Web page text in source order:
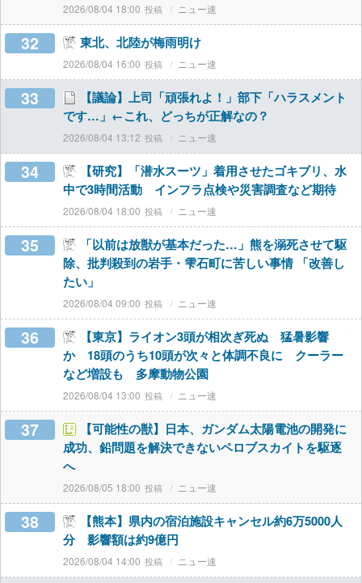
2026/08/04 18:00 ニュー速
32 東北、北陸が梅雨明け
2026/08/04 16:00 ニュー速
33
【議論】上司「頑張れよ！」部下「ハラスメント
です…」←これ、どっちが正解なの？
2026/08/04 13:12 ニュー速
34
【研究】「潜水スーツ」着用させたゴキブリ、水
中で3時間活動 インフラ点検や災害調査など期待
2026/08/04 18:00 ニュー速
35
「以前は放獣が基本だった…」熊を溺死させて駆
除、批判殺到の岩手・雫石町に苦しい事情 「改善し
たい」
2026/08/04 09:00 ニュー速
36
【東京】ライオン3頭が相次ぎ死ぬ 猛暑影響
か 18頭のうち10頭が次々と体調不良に クーラー
など増設も 多摩動物公園
2026/08/04 13:00 ニュー速
37
【可能性の獣】日本、ガンダム太陽電池の開発に
成功、鉛問題を解決できないペロブスカイトを駆逐
へ
2026/08/05 18:00 ニュー速
38
【熊本】県内の宿泊施設キャンセル約6万5000人
分 影響額は約9億円
2026/08/04 14:00 ニュー速